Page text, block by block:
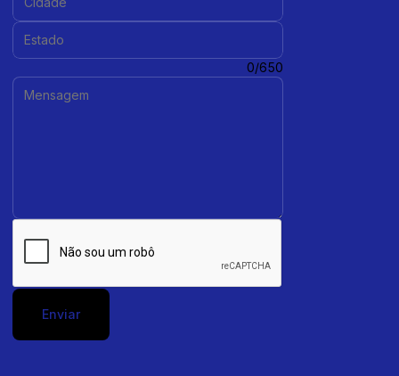
Estado:
0/650
Enviar